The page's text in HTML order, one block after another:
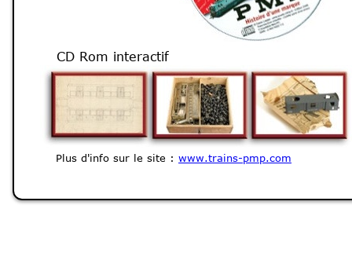
Plus d'info sur le site : www.trains-pmp.com
CD Rom interactif